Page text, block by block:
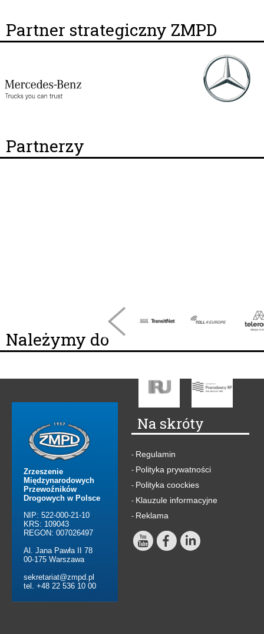
Partner strategiczny ZMPD
Partnerzy
Należymy do
Zrzeszenie
Międzynarodowych
Przewoźników
Drogowych w Polsce
NIP: 522-000-21-10
KRS: 109043
REGON: 007026497
Al. Jana Pawła II 78
00-175 Warszawa
sekretariat@zmpd.pl
tel. +48 22 536 10 00
Na skróty
- Regulamin
- Polityka prywatności
- Polityka coockies
- Klauzule informacyjne
- Reklama